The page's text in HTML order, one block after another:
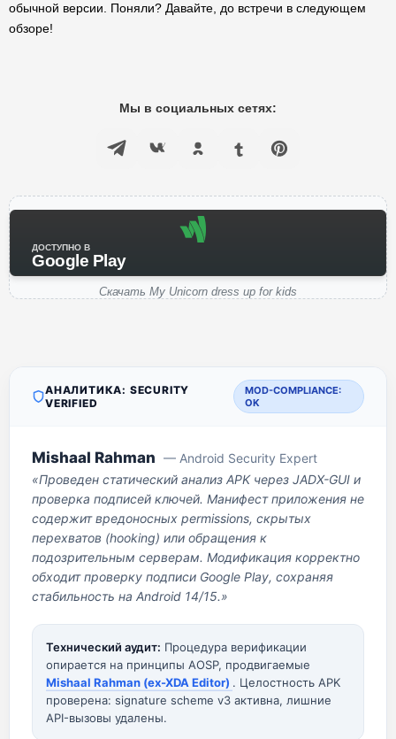
обычной версии. Поняли? Давайте, до встречи в следующем
обзоре!
Мы в социальных сетях:
ДОСТУПНО В
Google Play
Скачать My Unicorn dress up for kids
АНАЛИТИКА: SECURITY
VERIFIED
MOD-COMPLIANCE:
OK
Mishaal Rahman — Android Security Expert
«Проведен статический анализ APK через JADX-GUI и
проверка подписей ключей. Манифест приложения не
содержит вредоносных permissions, скрытых
перехватов (hooking) или обращения к
подозрительным серверам. Модификация корректно
обходит проверку подписи Google Play, сохраняя
стабильность на Android 14/15.»
Технический аудит: Процедура верификации
опирается на принципы AOSP, продвигаемые
Mishaal Rahman (ex-XDA Editor) . Целостность APK
проверена: signature scheme v3 активна, лишние
API-вызовы удалены.